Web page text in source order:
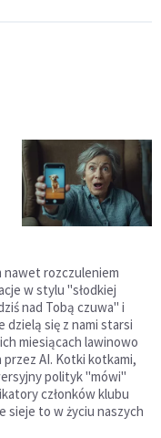
nawet rozczuleniem
w stylu "słodkiej
nad Tobą czuwa" i
dzielą się z nami starsi
miesiącach lawinowo
AI. Kotki kotkami,
polityk "mówi"
członków klubu
sieje to w życiu naszych